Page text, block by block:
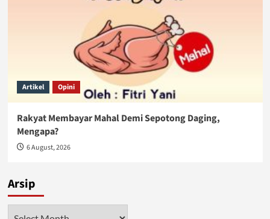
Artikel Opini
Rakyat Membayar Mahal Demi Sepotong Daging,
Mengapa?
6 August, 2026
Arsip